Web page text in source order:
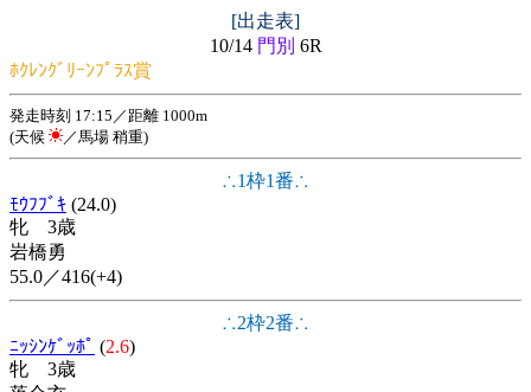
[出走表]
10/14 門別 6R
ﾎｸﾚﾝｸﾞﾘｰﾝﾌﾟﾗｽ賞
発走時刻 17:15／距離 1000m
(天候
／馬場 稍重)
∴1枠1番∴
ﾓｳﾌﾌﾞｷ (24.0)
牝 3歳
岩橋勇
55.0／416(+4)
∴2枠2番∴
ﾆｯｼﾝｹﾞｯﾎﾟ (2.6)
牝 3歳